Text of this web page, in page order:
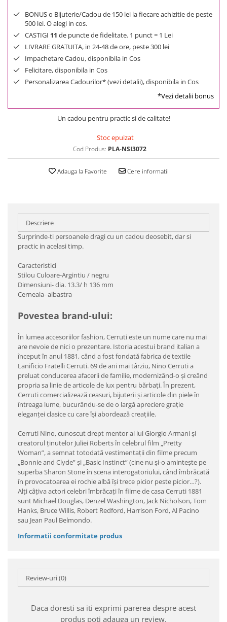
BONUS o Bijuterie/Cadou de 150 lei la fiecare achizitie de peste
500 lei. O alegi in cos.
CASTIGI 11 de puncte de fidelitate. 1 punct = 1 Lei
LIVRARE GRATUITA, in 24-48 de ore, peste 300 lei
Impachetare Cadou, disponibila in Cos
Felicitare, disponibila in Cos
Personalizarea Cadourilor* (vezi detalii), disponibila in Cos
*Vezi detalii bonus
Un cadou pentru practic si de calitate!
Stoc epuizat
Cod Produs: PLA-NSI3072
Adauga la Favorite Cere informatii
Descriere
Surprinde-ti persoanele dragi cu un cadou deosebit, dar si
practic in acelasi timp.
Caracteristici
Stilou Culoare-Argintiu / negru
Dimensiuni- dia. 13.3/ h 136 mm
Cerneala- albastra
Povestea brand-ului:
În lumea accesoriilor fashion, Cerruti este un nume care nu mai
are nevoie de nici o prezentare. Istoria acestui brand italian a
început în anul 1881, când a fost fondată fabrica de textile
Lanificio Fratelli Cerruti. 69 de ani mai târziu, Nino Cerruti a
preluat conducerea afacerii de familie, modernizând-o şi creând
propria sa linie de articole de lux pentru bărbaţi. În prezent,
Cerruti comercializează ceasuri, bijuterii şi articole din piele în
întreaga lume, bucurându-se de o largă apreciere graţie
eleganţei clasice cu care îşi abordează creaţiile.
Cerruti Nino, cunoscut drept mentor al lui Giorgio Armani şi
creatorul ţinutelor Juliei Roberts în celebrul film „Pretty
Woman”, a semnat totodată vestimentaţii din filme precum
„Bonnie and Clyde” şi „Basic Instinct” (cine nu şi-o aminteşte pe
superba Sharon Stone în scena interogatoriului, când îmbrăcată
în provocatoarea ei rochie albă îşi trece picior peste picior…?).
Alţi câţiva actori celebri îmbrăcaţi în filme de casa Cerruti 1881
sunt Michael Douglas, Denzel Washington, Jack Nicholson, Tom
Hanks, Bruce Willis, Robert Redford, Harrison Ford, Al Pacino
sau Jean Paul Belmondo.
Informatii conformitate produs
Review-uri(0)
Daca doresti sa iti exprimi parerea despre acest
produs poti adauga un review.